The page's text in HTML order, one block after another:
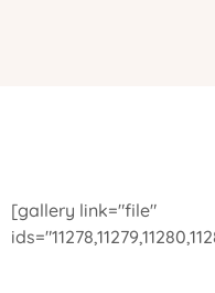
[gallery link="file"